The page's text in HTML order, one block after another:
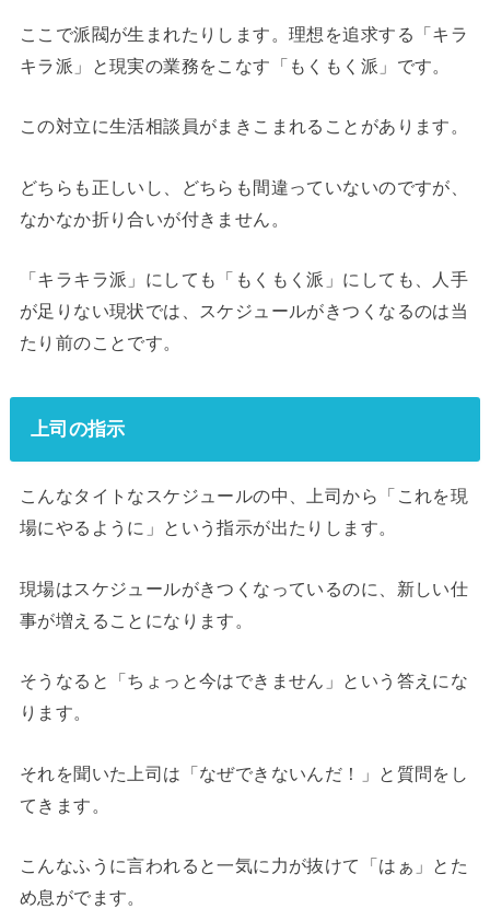
ここで派閥が生まれたりします。理想を追求する「キラ
キラ派」と現実の業務をこなす「もくもく派」です。
この対立に生活相談員がまきこまれることがあります。
どちらも正しいし、どちらも間違っていないのですが、
なかなか折り合いが付きません。
「キラキラ派」にしても「もくもく派」にしても、人手
が足りない現状では、スケジュールがきつくなるのは当
たり前のことです。
上司の指示
こんなタイトなスケジュールの中、上司から「これを現
場にやるように」という指示が出たりします。
現場はスケジュールがきつくなっているのに、新しい仕
事が増えることになります。
そうなると「ちょっと今はできません」という答えにな
ります。
それを聞いた上司は「なぜできないんだ！」と質問をし
てきます。
こんなふうに言われると一気に力が抜けて「はぁ」とた
め息がでます。